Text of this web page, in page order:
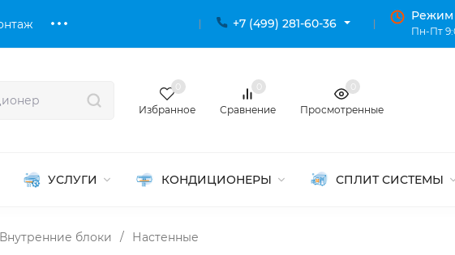
+7 (499) 281-60-36
Режим
Пн-Пт
Избранное Сравнение Просмотренные
УСЛУГИ КОНДИЦИОНЕРЫ СПЛИТ СИСТЕМЫ
Внутренние блоки /
Настенные